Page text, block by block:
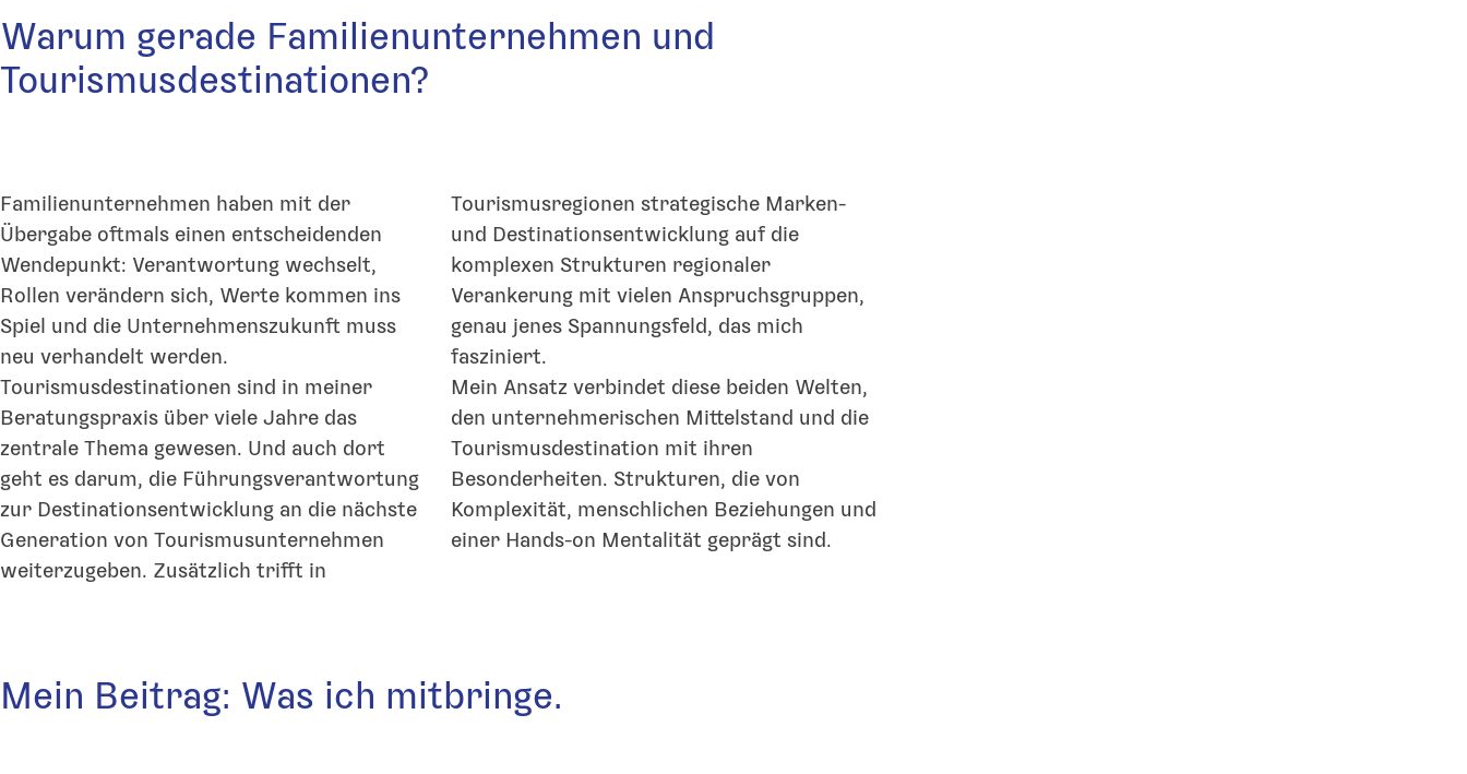
Warum gerade Familienunternehmen und
Tourismusdestinationen?
Familienunternehmen haben mit der
Übergabe oftmals einen entscheidenden
Wendepunkt: Verantwortung wechselt,
Rollen verändern sich, Werte kommen ins
Spiel und die Unternehmenszukunft muss
neu verhandelt werden.
Tourismusdestinationen sind in meiner
Beratungspraxis über viele Jahre das
zentrale Thema gewesen. Und auch dort
geht es darum, die Führungsverantwortung
zur Destinationsentwicklung an die nächste
Generation von Tourismusunternehmen
weiterzugeben. Zusätzlich trifft in
Tourismusregionen strategische Marken-
und Destinationsentwicklung auf die
komplexen Strukturen regionaler
Verankerung mit vielen Anspruchsgruppen,
genau jenes Spannungsfeld, das mich
fasziniert.
Mein Ansatz verbindet diese beiden Welten,
den unternehmerischen Mittelstand und die
Tourismusdestination mit ihren
Besonderheiten. Strukturen, die von
Komplexität, menschlichen Beziehungen und
einer Hands-on Mentalität geprägt sind.
Mein Beitrag: Was ich mitbringe.